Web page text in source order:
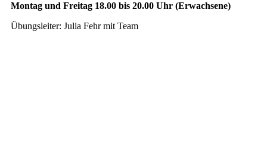
Montag und Freitag 18.00 bis 20.00 Uhr (Erwachsene)
Übungsleiter: Julia Fehr mit Team